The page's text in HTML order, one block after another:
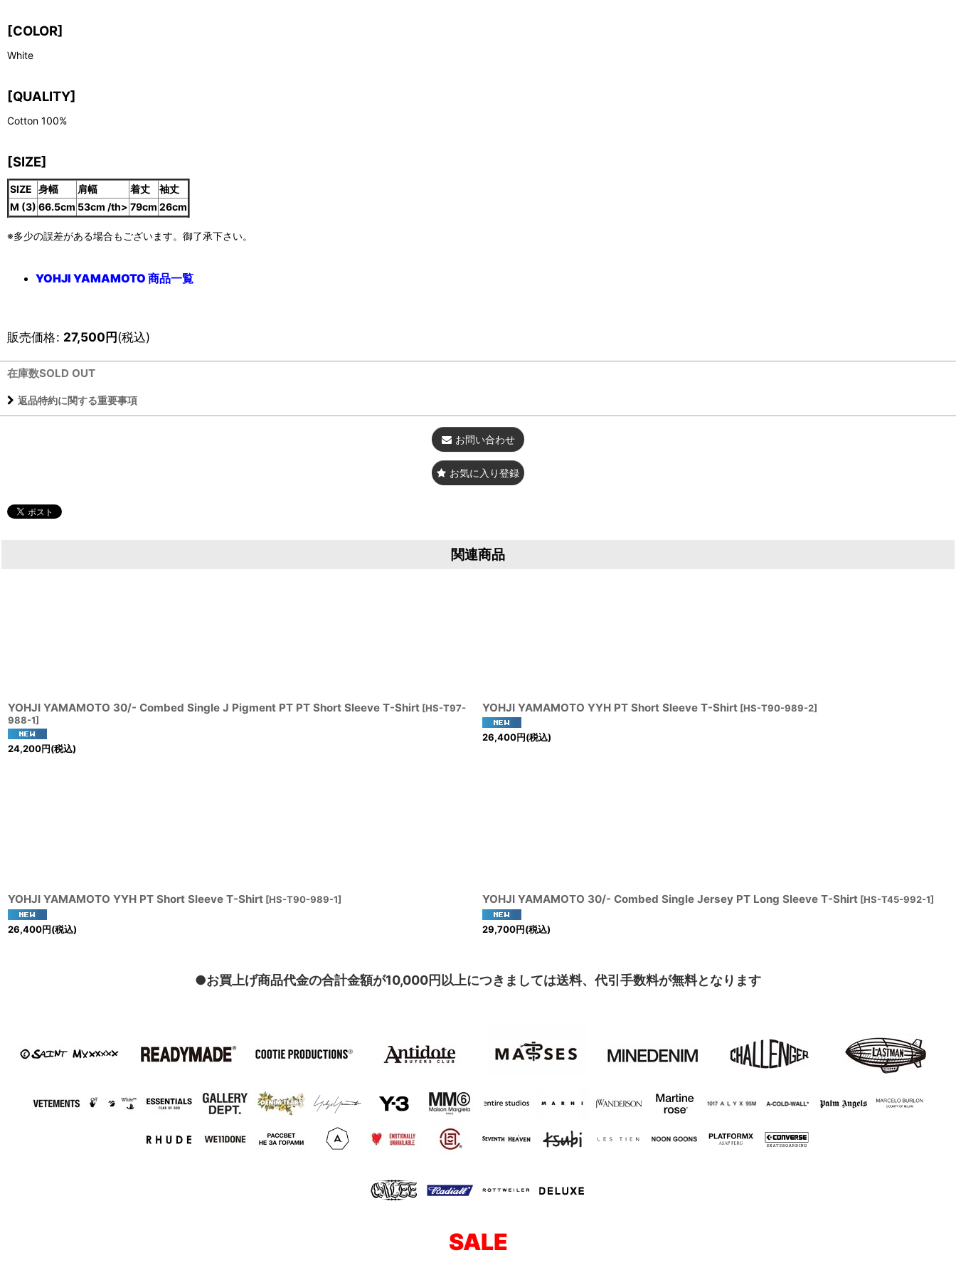
[COLOR]
White
[QUALITY]
Cotton 100%
[SIZE]
SIZE 身幅 肩幅 着丈
袖丈
M (3) 66.5cm 53cm /th> 79cm 26cm
※多少の誤差がある場合もございます。御了承下さい。
YOHJI YAMAMOTO 商品一覧
販売価格: 27,500円(税込)
在庫数SOLD OUT
返品特約に関する重要事項
お問い合わせ
お気に入り登録
関連商品
YOHJI YAMAMOTO 30/- Combed Single J Pigment PT PT Short Sleeve T-Shirt [HS-T97-
988-1]
24,200円(税込)
YOHJI YAMAMOTO YYH PT Short Sleeve T-Shirt [HS-T90-989-2]
26,400円(税込)
YOHJI YAMAMOTO YYH PT Short Sleeve T-Shirt [HS-T90-989-1]
26,400円(税込)
YOHJI YAMAMOTO 30/- Combed Single Jersey PT Long Sleeve T-Shirt [HS-T45-992-1]
29,700円(税込)
●お買上げ商品代金の合計金額が10,000円以上につきましては送料、代引手数料が無料となります
SALE